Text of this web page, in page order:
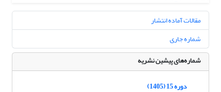
مقالات آماده انتشار
شماره جاری
شماره‌های پیشین نشریه
دوره 15 (1405)